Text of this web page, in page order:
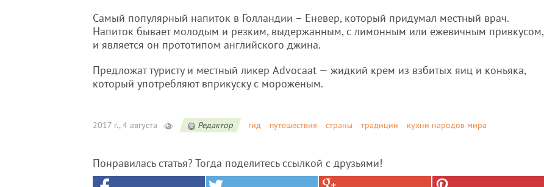
Самый популярный напиток в Голландии – Еневер, который придумал местный врач.
Напиток бывает молодым и резким, выдержанным, с лимонным или ежевичным привкусом,
и является он прототипом английского джина.
Предложат туристу и местный ликер Advocaat — жидкий крем из взбитых яиц и коньяка,
который употребляют вприкуску с мороженым.
2017 г., 4 августа Редактор гид путешествия страны традиции кухни народов мира
Понравилась статья? Тогда поделитесь ссылкой с друзьями!